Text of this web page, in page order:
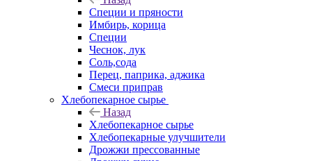
Специи и пряности
Имбирь, корица
Специи
Чеснок, лук
Соль,сода
Перец, паприка, аджика
Смеси приправ
Хлебопекарное сырье
Назад
Хлебопекарное сырье
Хлебопекарные улучшители
Дрожжи прессованные